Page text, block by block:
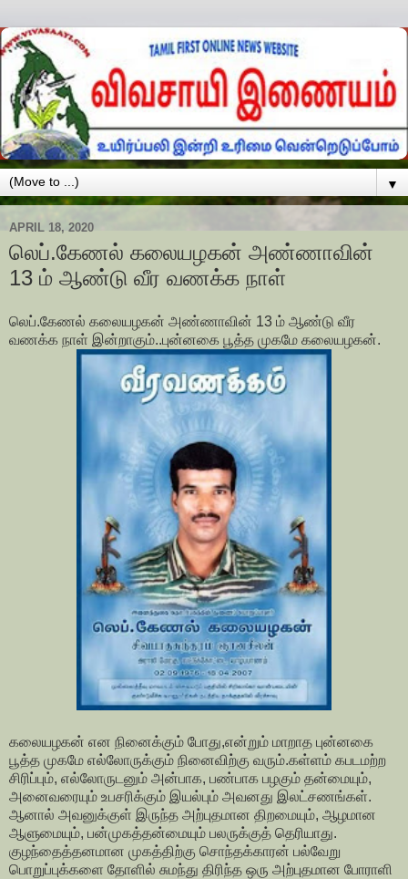
▼
APRIL 18, 2020
லெப்.கேணல் கலையழகன் அண்ணாவின்
13 ம் ஆண்டு வீர வணக்க நாள்
லெப்.கேணல் கலையழகன் அண்ணாவின் 13 ம் ஆண்டு வீர
வணக்க நாள் இன்றாகும்..புன்னகை பூத்த முகமே கலையழகன்.
கலையழகன் என நினைக்கும் போது,என்றும் மாறாத புன்னகை
பூத்த முகமே எல்லோருக்கும் நினைவிற்கு வரும்.கள்ளம் கபடமற்ற
சிரிப்பும், எல்லோருடனும் அன்பாக, பண்பாக பழகும் தன்மையும்,
அனைவரையும் உபசரிக்கும் இயல்பும் அவனது இலட்சணங்கள்.
ஆனால் அவனுக்குள் இருந்த அற்புதமான திறமையும், ஆழமான
ஆளுமையும், பன்முகத்தன்மையும் பலருக்குத் தெரியாது.
குழந்தைத்தனமான முகத்திற்கு சொந்தக்காரன் பல்வேறு
பொறுப்புக்களை தோளில் சுமந்து திரிந்த ஒரு அற்புதமான போராளி